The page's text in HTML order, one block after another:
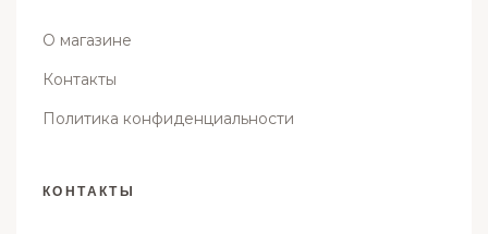
О магазине
Контакты
Политика конфиденциальности
КОНТАКТЫ